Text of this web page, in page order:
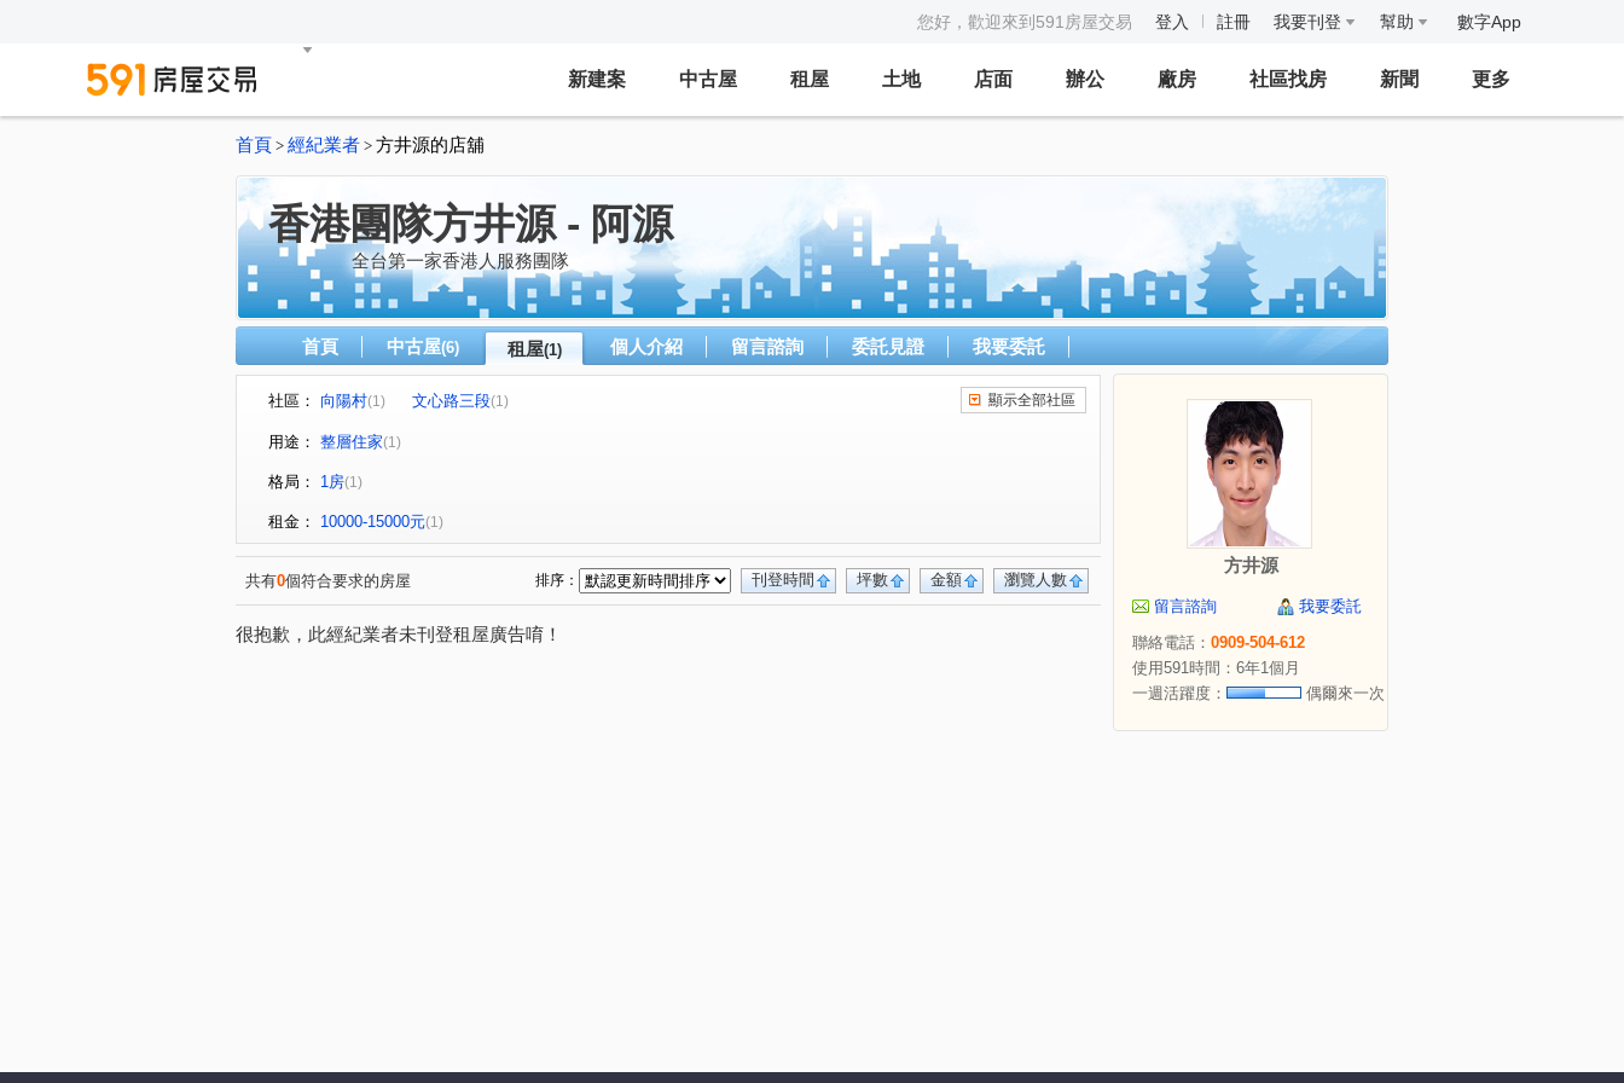
您好，歡迎來到591房屋交易 登入 註冊 我要刊登 幫助 數字App
新建案 中古屋 租屋 土地 店面 辦公 廠房 社區找房 新聞 更多
首頁 > 經紀業者 > 方井源的店舖
香港團隊方井源 - 阿源
全台第一家香港人服務團隊
首頁 中古屋(6) 租屋(1) 個人介紹 留言諮詢 委託見證 我要委託
社區： 向陽村(1) 文心路三段(1) 顯示全部社區
用途： 整層住家(1)
格局： 1房(1)
租金： 10000-15000元(1)
共有0個符合要求的房屋 瀏覽人數
金額
坪數
刊登時間
排序：
很抱歉，此經紀業者未刊登租屋廣告唷！
方井源
留言諮詢
我要委託
聯絡電話： 0909-504-612
使用591時間：6年1個月
一週活躍度：
偶爾來一次